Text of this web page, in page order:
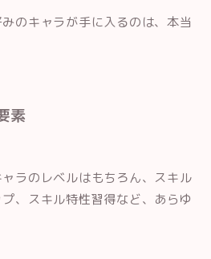
のキャラが手に入るのは、本当
素
ラのレベルはもちろん、スキル
、スキル特性習得など、あらゆ